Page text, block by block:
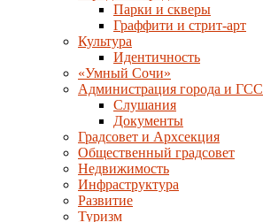
Парки и скверы
Граффити и стрит-арт
Культура
Идентичность
«Умный Сочи»
Администрация города и ГСС
Слушания
Документы
Градсовет и Архсекция
Общественный градсовет
Недвижимость
Инфраструктура
Развитие
Туризм